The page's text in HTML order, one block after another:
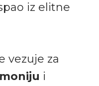
iz elitne
vezuje za
i